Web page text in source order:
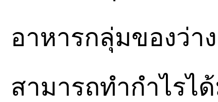
อาหารกลุ่มของว่า
สามารถทำกำไรไ